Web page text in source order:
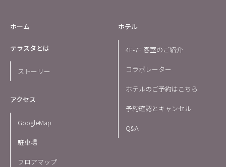
ホーム
テラスタとは
ストーリー
アクセス
GoogleMap
駐車場
フロアマップ
ホテル
4F-7F 客室のご紹介
コラボレーター
ホテルのご予約はこちら
予約確認とキャンセル
Q&A